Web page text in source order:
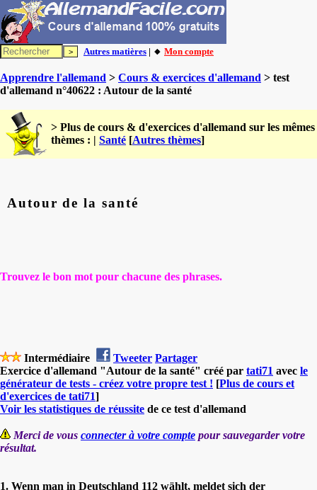
Autres matières | 🔸 Mon compte
Apprendre l'allemand > Cours & exercices d'allemand > test
d'allemand n°40622 : Autour de la santé
> Plus de cours & d'exercices d'allemand sur les mêmes
thèmes : | Santé [Autres thèmes]
Autour de la santé
Trouvez le bon mot pour chacune des phrases.
Intermédiaire Tweeter Partager
Exercice d'allemand "Autour de la santé" créé par tati71 avec le
générateur de tests - créez votre propre test ! [Plus de cours et
d'exercices de tati71]
Voir les statistiques de réussite de ce test d'allemand
Merci de vous connecter à votre compte pour sauvegarder votre
résultat.
1. Wenn man in Deutschland 112 wählt, meldet sich der